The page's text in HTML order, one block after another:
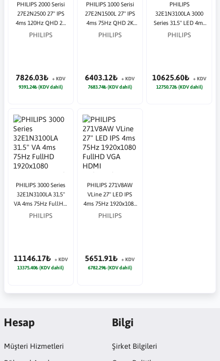
PHILIPS 2000 Serisi
27E2N2500 27" IPS
4ms 120Hz QHD 2K
2560x1440 HDMI DP
PHILIPS
7826.03₺
+ KDV
9391.24₺ (KDV dahil)
PHILIPS 1000 Serisi
27E2N1500L 27" IPS
4ms 75Hz QHD 2K
2560x1440 HDMI DP
PHILIPS
6403.12₺
+ KDV
7683.74₺ (KDV dahil)
PHILIPS
32E1N3100LA 3000
Series 31.5" LED 4ms
75Hz 1920x1080
PHILIPS
10625.60₺
+ KDV
12750.72₺ (KDV dahil)
PHILIPS 3000 Series
32E1N3100LA 31.5"
VA 4ms 75Hz FullHD
1920x1080 HDMI
PHILIPS
11146.17₺
+ KDV
13375.40₺ (KDV dahil)
PHILIPS 271V8AW
VLine 27" LED IPS
4ms 75Hz 1920x1080
FullHD VGA HDMI
PHILIPS
5651.91₺
+ KDV
6782.29₺ (KDV dahil)
Hesap
Müşteri Hizmetleri
Bilgi
Şirket Bilgileri